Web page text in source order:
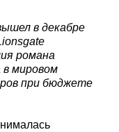
в декабре
романа
в мировом
при бюджете